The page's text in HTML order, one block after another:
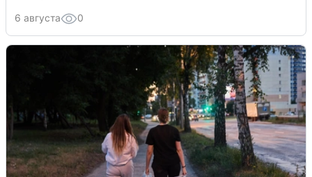
6 августа 0